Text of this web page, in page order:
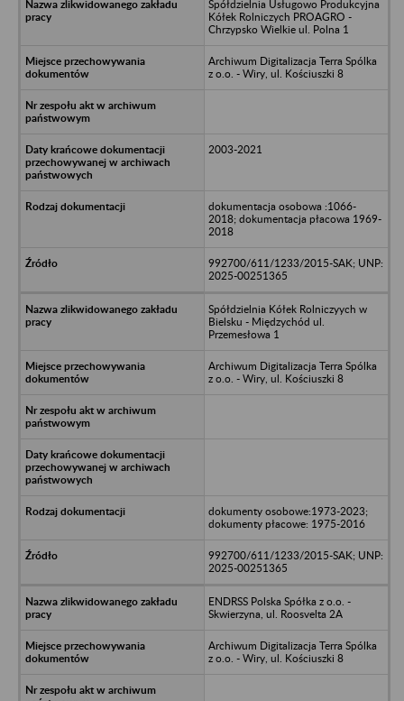
Spółdzielnia Usługowo Produkcyjna
Kółek Rolniczych PROAGRO -
Chrzypsko Wielkie ul. Polna 1
Archiwum Digitalizacja Terra Spólka
z o.o. - Wiry, ul. Kościuszki 8
2003-2021
dokumentacja osobowa :1066-
2018; dokumentacja płacowa 1969-
2018
992700/611/1233/2015-SAK; UNP:
2025-00251365
Spółdzielnia Kółek Rolniczyych w
Bielsku - Międzychód ul.
Przemesłowa 1
Archiwum Digitalizacja Terra Spólka
z o.o. - Wiry, ul. Kościuszki 8
dokumenty osobowe:1973-2023;
dokumenty płacowe: 1975-2016
992700/611/1233/2015-SAK; UNP:
2025-00251365
ENDRSS Polska Spółka z o.o. -
Skwierzyna, ul. Roosvelta 2A
Archiwum Digitalizacja Terra Spólka
z o.o. - Wiry, ul. Kościuszki 8